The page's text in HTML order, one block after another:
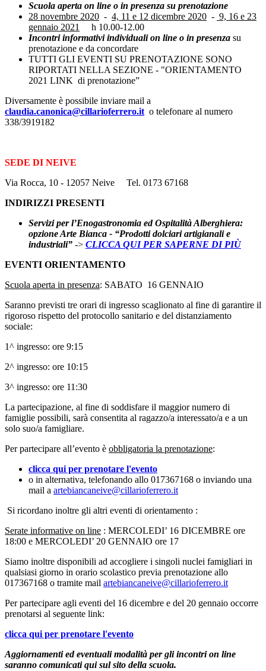
Scuola aperta on line o in presenza su prenotazione
28 novembre 2020 - 4, 11 e 12 dicembre 2020 - 9, 16 e 23
gennaio 2021
h 10.00-12.00
Incontri informativi individuali on line o in presenza su
prenotazione e da concordare
TUTTI GLI EVENTI SU PRENOTAZIONE SONO
RIPORTATI NELLA SEZIONE - "ORIENTAMENTO
2021 LINK di prenotazione”
Diversamente è possibile inviare mail a
claudia.canonica@cillarioferrero.it o telefonare al numero
338/3919182
SEDE DI NEIVE
Via Rocca, 10 - 12057 Neive Tel. 0173 67168
INDIRIZZI PRESENTI
Servizi per l’Enogastronomia ed Ospitalità Alberghiera:
opzione Arte Bianca - “Prodotti dolciari artigianali e
industriali” -> CLICCA QUI PER SAPERNE DI PIÙ
EVENTI ORIENTAMENTO
Scuola aperta in presenza: SABATO 16 GENNAIO
Saranno previsti tre orari di ingresso scaglionato al fine di garantire il
rigoroso rispetto del protocollo sanitario e del distanziamento
sociale:
1^ ingresso: ore 9:15
2^ ingresso: ore 10:15
3^ ingresso: ore 11:30
La partecipazione, al fine di soddisfare il maggior numero di
famiglie possibili, sarà consentita al ragazzo/a interessato/a e a un
solo suo/a famigliare.
Per partecipare all’evento è obbligatoria la prenotazione:
clicca qui per prenotare l'evento
o in alternativa, telefonando allo 017367168 o inviando una
mail a artebiancaneive@cillarioferrero.it
Si ricordano inoltre gli altri eventi di orientamento :
Serate informative on line : MERCOLEDI’ 16 DICEMBRE ore
18:00 e MERCOLEDI’ 20 GENNAIO ore 17
Siamo inoltre disponibili ad accogliere i singoli nuclei famigliari in
qualsiasi giorno in orario scolastico previa prenotazione allo
017367168 o tramite mail artebiancaneive@cillarioferrero.it
Per partecipare agli eventi del 16 dicembre e del 20 gennaio occorre
prenotarsi al seguente link:
clicca qui per prenotare l'evento
Aggiornamenti ed eventuali modalità per gli incontri on line
saranno comunicati qui sul sito della scuola.